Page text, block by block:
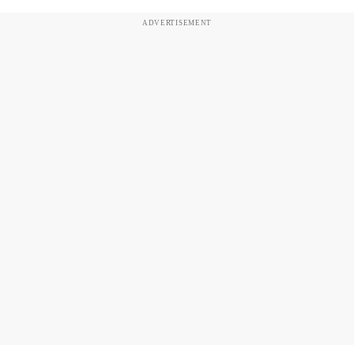
ADVERTISEMENT